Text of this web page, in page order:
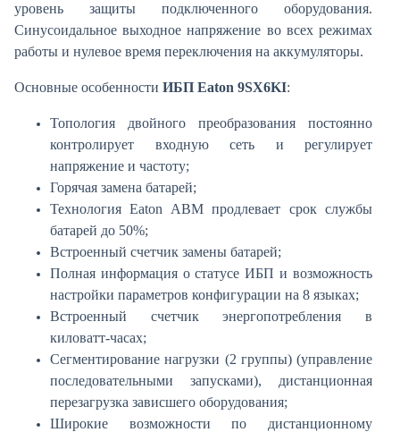
уровень защиты подключенного оборудования.
Синусоидальное выходное напряжение во всех режимах
работы и нулевое время переключения на аккумуляторы.
Основные особенности ИБП Eaton 9SX6KI:
Топология двойного преобразования постоянно
контролирует входную сеть и регулирует
напряжение и частоту;
Горячая замена батарей;
Технология Eaton ABM продлевает срок службы
батарей до 50%;
Встроенный счетчик замены батарей;
Полная информация о статусе ИБП и возможность
настройки параметров конфигурации на 8 языках;
Встроенный счетчик энергопотребления в
киловатт-часах;
Сегментирование нагрузки (2 группы) (управление
последовательными запусками), дистанционная
перезагрузка зависшего оборудования;
Широкие возможности по дистанционному